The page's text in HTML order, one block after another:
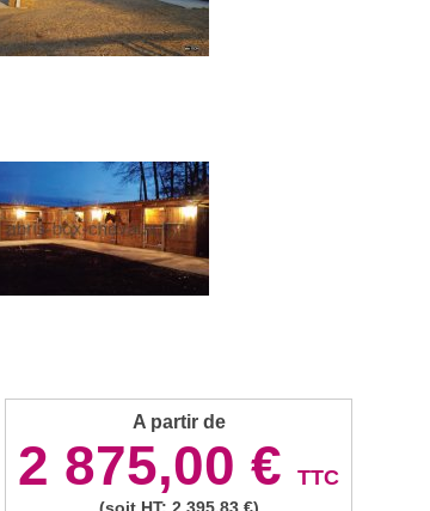
A partir de
2 875,00 € TTC